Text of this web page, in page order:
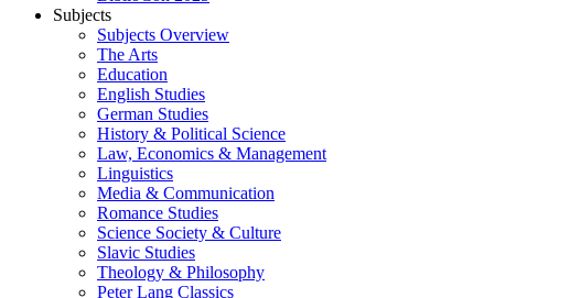
Subjects
Subjects Overview
The Arts
Education
English Studies
German Studies
History & Political Science
Law, Economics & Management
Linguistics
Media & Communication
Romance Studies
Science Society & Culture
Slavic Studies
Theology & Philosophy
Peter Lang Classics